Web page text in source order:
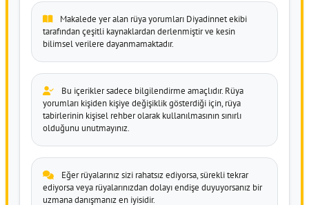
Makalede yer alan rüya yorumları Diyadinnet ekibi
tarafından çeşitli kaynaklardan derlenmiştir ve kesin
bilimsel verilere dayanmamaktadır.
Bu içerikler sadece bilgilendirme amaçlıdır. Rüya
yorumları kişiden kişiye değişiklik gösterdiği için, rüya
tabirlerinin kişisel rehber olarak kullanılmasının sınırlı
olduğunu unutmayınız.
Eğer rüyalarınız sizi rahatsız ediyorsa, sürekli tekrar
ediyorsa veya rüyalarınızdan dolayı endişe duyuyorsanız bir
uzmana danışmanız en iyisidir.